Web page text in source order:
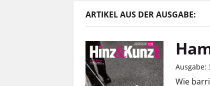
ARTIKEL AUS DER AUSGABE:
Ausgabe:
Wie